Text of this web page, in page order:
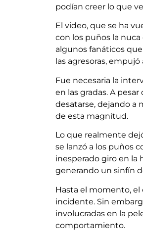
podían creer lo que
El video, que se ha
con los puños la
algunos fanáticos
las agresoras,
Fue necesaria la
en las gradas. A
desatarse, dejando a
de esta magnitud.
Lo que realmente
se lanzó a los puños
inesperado giro en la
generando un sinfín
Hasta el momento,
incidente. Sin
involucradas en la
comportamiento.